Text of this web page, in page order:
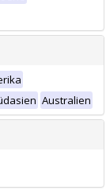
Australien